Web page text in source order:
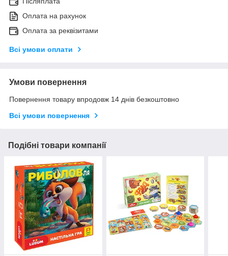
Оплата на рахунок
Оплата за реквізитами
Всі умови оплати
Умови повернення
Повернення товару впродовж 14 днів безкоштовно
Всі умови повернення
Подібні товари компанії